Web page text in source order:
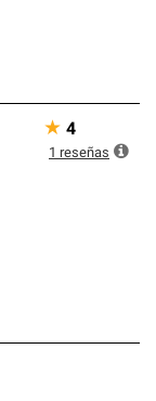
★ 4
1 reseñas